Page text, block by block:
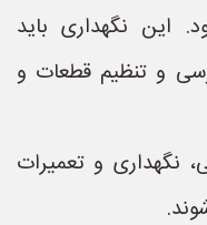
این نگهداری باید
و تنظیم قطعات و
نگهداری و تعمیرات